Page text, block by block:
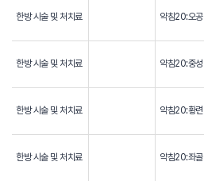
한방 시술 및 처치료 약침20:오공
한방 시술 및 처치료 약침20:중성
한방 시술 및 처치료 약침20:황련
한방 시술 및 처치료 약침20:좌골